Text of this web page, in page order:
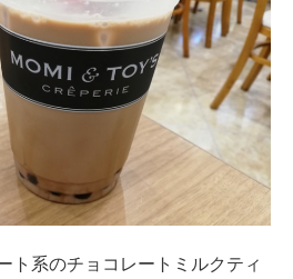
ト系のチョコレートミルクティ